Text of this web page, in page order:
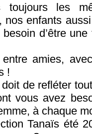
toujours les
nos enfants
d’être
amies,
!
de refléter
vous avez
à chaque
Tanaïs été